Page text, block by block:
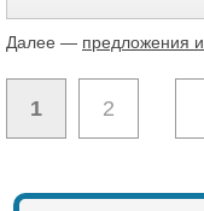
Далее — предложения
1 2